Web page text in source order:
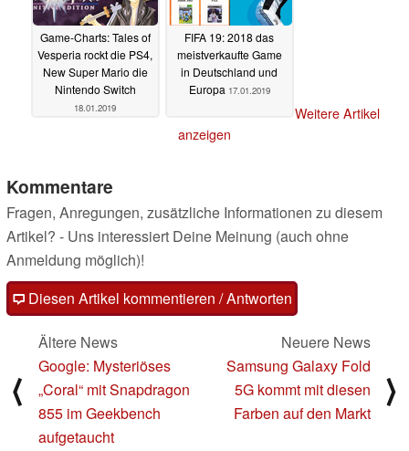
Game-Charts: Tales of
Vesperia rockt die PS4,
New Super Mario die
Nintendo Switch
18.01.2019
FIFA 19: 2018 das
meistverkaufte Game
in Deutschland und
Europa 17.01.2019
Weitere Artikel
anzeigen
Kommentare
Fragen, Anregungen, zusätzliche Informationen zu diesem
Artikel? - Uns interessiert Deine Meinung (auch ohne
Anmeldung möglich)!
Diesen Artikel kommentieren / Antworten
⟨
Ältere News
Google: Mysteriöses
„Coral“ mit Snapdragon
855 im Geekbench
aufgetaucht
Neuere News
Samsung Galaxy Fold
5G kommt mit diesen
Farben auf den Markt
⟩